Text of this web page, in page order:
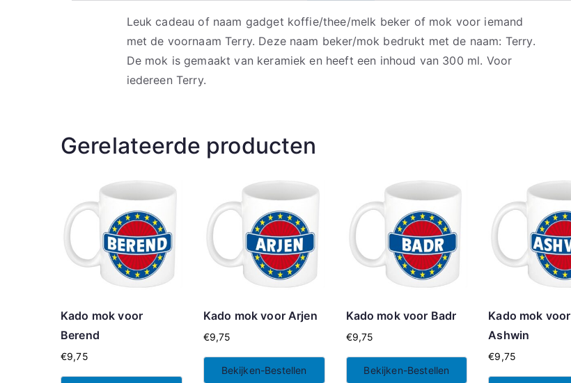
Leuk cadeau of naam gadget koffie/thee/melk beker of mok voor iemand
met de voornaam Terry. Deze naam beker/mok bedrukt met de naam: Terry.
De mok is gemaakt van keramiek en heeft een inhoud van 300 ml. Voor
iedereen Terry.
Gerelateerde producten
Kado mok voor
Berend
€9,75
Kado mok voor Arjen
€9,75
Bekijken-Bestellen
Kado mok voor Badr
€9,75
Bekijken-Bestellen
Kado mok voor
Ashwin
€9,75